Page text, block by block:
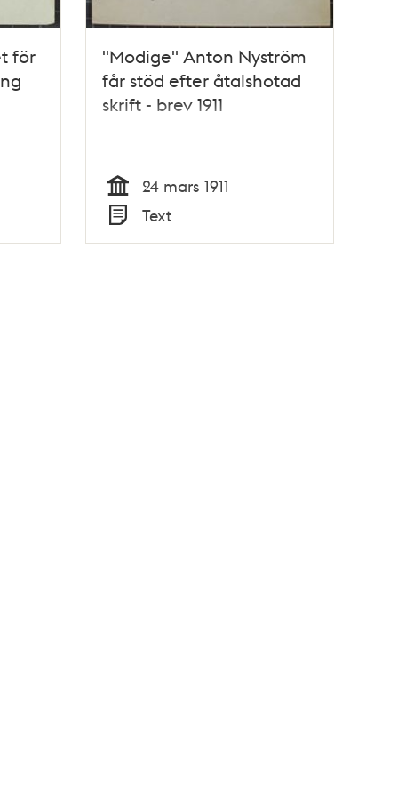
för
"Modige" Anton Nyström
får stöd efter åtalshotad
skrift - brev 1911
Tid
24 mars 1911
Typ
Text